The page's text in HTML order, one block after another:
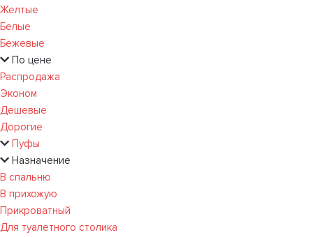
Желтые
Белые
Бежевые
По цене
Распродажа
Эконом
Дешевые
Дорогие
Пуфы
Назначение
В спальню
В прихожую
Прикроватный
Для туалетного столика